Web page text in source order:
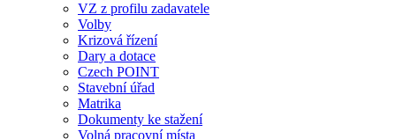
VZ z profilu zadavatele
Volby
Krizová řízení
Dary a dotace
Czech POINT
Stavební úřad
Matrika
Dokumenty ke stažení
Volná pracovní místa